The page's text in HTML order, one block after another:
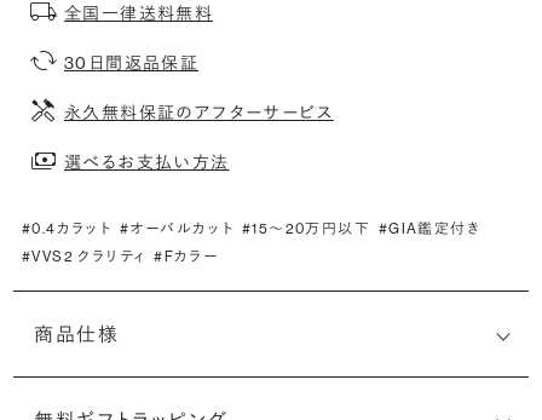
全国一律送料無料
30日間返品保証
永久無料保証のアフターサービス
選べるお支払い方法
#0.4カラット #オーバルカット #15〜20万円以下 #GIA鑑定付き
#VVS2 クラリティ
#Fカラー
商品仕様